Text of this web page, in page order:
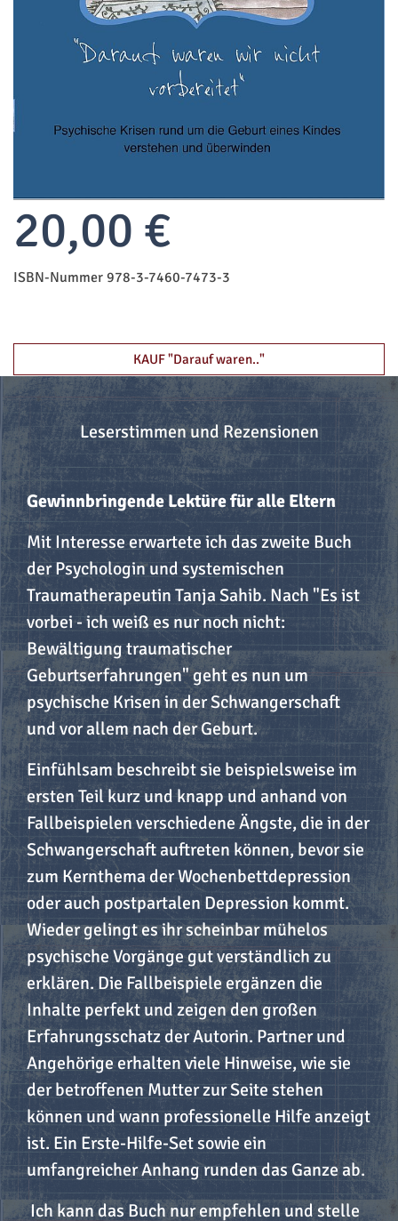
20,00 €
ISBN-Nummer 978-3-7460-7473-3
KAUF "Darauf waren.."
Leserstimmen und Rezensionen
Gewinnbringende Lektüre für alle Eltern
Mit Interesse erwartete ich das zweite Buch
der Psychologin und systemischen
Traumatherapeutin Tanja Sahib. Nach "Es ist
vorbei - ich weiß es nur noch nicht:
Bewältigung traumatischer
Geburtserfahrungen" geht es nun um
psychische Krisen in der Schwangerschaft
und vor allem nach der Geburt.
Einfühlsam beschreibt sie beispielsweise im
ersten Teil kurz und knapp und anhand von
Fallbeispielen verschiedene Ängste, die in der
Schwangerschaft auftreten können, bevor sie
zum Kernthema der Wochenbettdepression
oder auch postpartalen Depression kommt.
Wieder gelingt es ihr scheinbar mühelos
psychische Vorgänge gut verständlich zu
erklären. Die Fallbeispiele ergänzen die
Inhalte perfekt und zeigen den großen
Erfahrungsschatz der Autorin. Partner und
Angehörige erhalten viele Hinweise, wie sie
der betroffenen Mutter zur Seite stehen
können und wann professionelle Hilfe anzeigt
ist. Ein Erste-Hilfe-Set sowie ein
umfangreicher Anhang runden das Ganze ab.
Ich kann das Buch nur empfehlen und stelle